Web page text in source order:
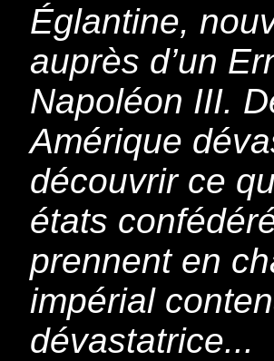
Églantine,
auprès d’un
Napoléon III.
Amérique
découvrir ce
états
prennent en
impérial
dévastatrice...